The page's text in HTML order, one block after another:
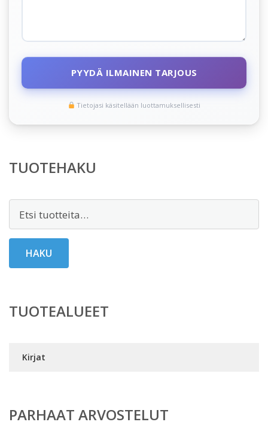
PYYDÄ ILMAINEN TARJOUS
Tietojasi käsitellään luottamuksellisesti
TUOTEHAKU
HAKU
TUOTEALUEET
Kirjat
PARHAAT ARVOSTELUT